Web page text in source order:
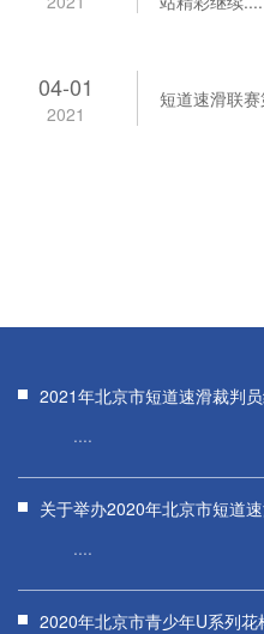
04-01
2021
短道速滑联
2021年北京市短道速滑裁判
....
关于举办2020年北京市短道
....
2020年北京市青少年U系列